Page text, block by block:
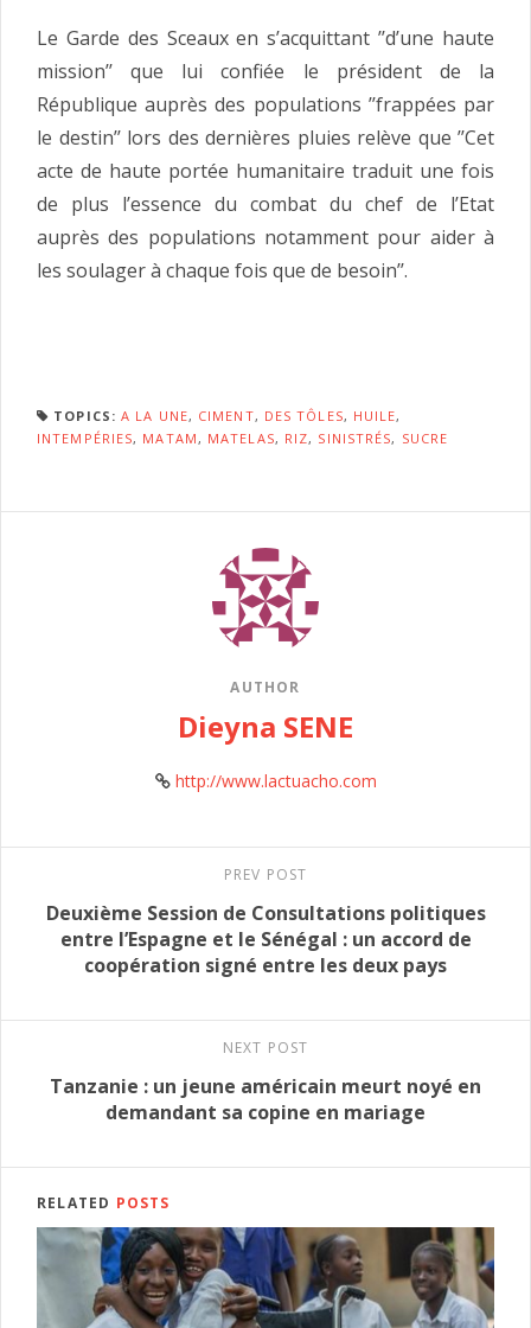
Le Garde des Sceaux en s’acquittant ’’d’une haute
mission’’ que lui confiée le président de la
République auprès des populations ’’frappées par
le destin’’ lors des dernières pluies relève que ’’Cet
acte de haute portée humanitaire traduit une fois
de plus l’essence du combat du chef de l’Etat
auprès des populations notamment pour aider à
les soulager à chaque fois que de besoin’’.
TOPICS: A LA UNE, CIMENT, DES TÔLES, HUILE,
INTEMPÉRIES, MATAM , MATELAS, RIZ, SINISTRÉS, SUCRE
AUTHOR
Dieyna SENE
http://www.lactuacho.com
PREV POST
Deuxième Session de Consultations politiques
entre l’Espagne et le Sénégal : un accord de
coopération signé entre les deux pays
NEXT POST
Tanzanie : un jeune américain meurt noyé en
demandant sa copine en mariage
RELATED POSTS